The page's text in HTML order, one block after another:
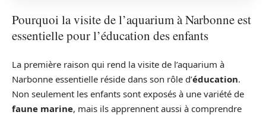
Pourquoi la visite de l’aquarium à Narbonne est
essentielle pour l’éducation des enfants
La première raison qui rend la visite de l’aquarium à
Narbonne essentielle réside dans son rôle d’éducation.
Non seulement les enfants sont exposés à une variété de
faune marine, mais ils apprennent aussi à comprendre